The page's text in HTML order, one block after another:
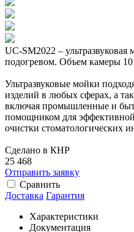
UC-SM2022 –
подогревом. Объем камеры 10
Ультразвуковые мойки
изделий в любых сферах, а
включая промышленные и
помощником для
очистки стоматологических
Сделано в КНР
25 468
Отправить заявку
Сравнить
Доставка Гарантия
Характеристики
Документация